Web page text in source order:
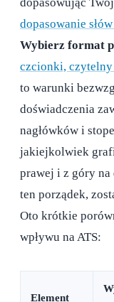
dopasowanie
Wybierz format
czcionki, czytelny
to warunki
doświadczenia
nagłówków i
jakiejkolwiek
prawej i z góry na
ten porządek,
Oto krótkie
wpływu na ATS:
Element